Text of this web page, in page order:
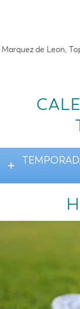
Marquez de Leon,